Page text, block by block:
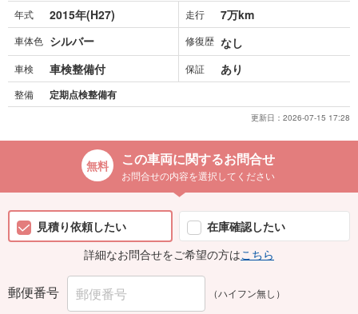
年式 2015年(H27) 走行 7万km
車体色 シルバー 修復歴 なし
車検 車検整備付 保証 あり
整備 定期点検整備有
更新日： 2026-07-15 17:28
この車両に関するお問合せ
お問合せの内容を選択してください
見積り依頼したい
在庫確認したい
詳細なお問合せをご希望の方はこちら
郵便番号 （ハイフン無し）